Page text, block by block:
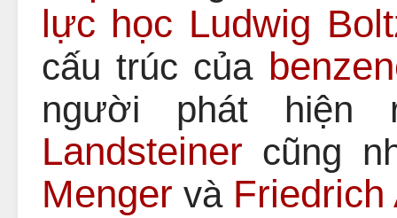
lực học Ludwig
cấu trúc của
người phát
Landsteiner cũng
Menger và Friedrich